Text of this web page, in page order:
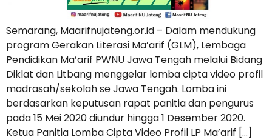
Semarang, Maarifnujateng.or.id – Dalam mendukung
program Gerakan Literasi Ma’arif (GLM), Lembaga
Pendidikan Ma’arif PWNU Jawa Tengah melalui Bidang
Diklat dan Litbang menggelar lomba cipta video profil
madrasah/sekolah se Jawa Tengah. Lomba ini
berdasarkan keputusan rapat panitia dan pengurus
pada 15 Mei 2020 diundur hingga 1 Desember 2020.
Ketua Panitia Lomba Cipta Video Profil LP Ma’arif […]